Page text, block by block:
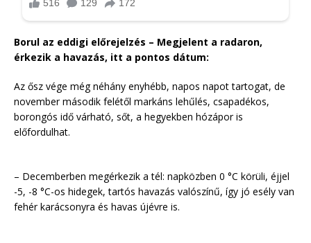
Borul az eddigi előrejelzés – Megjelent a radaron,
érkezik a havazás, itt a pontos dátum:
Az ősz vége még néhány enyhébb, napos napot tartogat, de
november második felétől markáns lehűlés, csapadékos,
borongós idő várható, sőt, a hegyekben hózápor is
előfordulhat.
– Decemberben megérkezik a tél: napközben 0 °C körüli, éjjel
-5, -8 °C-os hidegek, tartós havazás valószínű, így jó esély van
fehér karácsonyra és havas újévre is.